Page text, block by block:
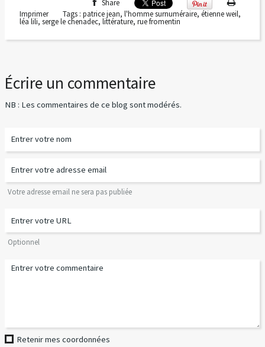
Share
Imprimer
Tags :patrice jean,l'homme surnuméraire,étienne weil,
léa lili, serge le chenadec, littérature, rue fromentin
Écrire un commentaire
NB : Les commentaires de ce blog sont modérés.
Votre adresse email ne sera pas publiée
Optionnel
Retenir mes coordonnées